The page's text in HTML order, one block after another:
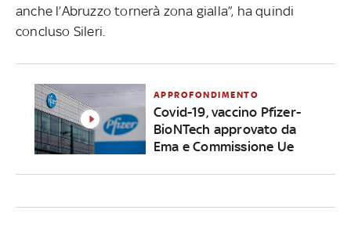
anche l’Abruzzo tornerà zona gialla”, ha quindi
concluso Sileri.
APPROFONDIMENTO
Covid-19, vaccino Pfizer-
BioNTech approvato da
Ema e Commissione Ue